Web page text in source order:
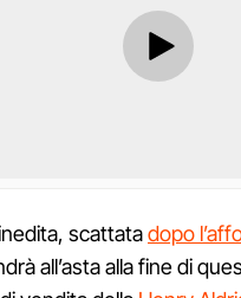
scattatadopo
all’asta alla fine di